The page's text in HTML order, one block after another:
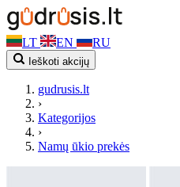
LT EN RU
Ieškoti akcijų
gudrusis.lt
›
Kategorijos
›
Namų ūkio prekės